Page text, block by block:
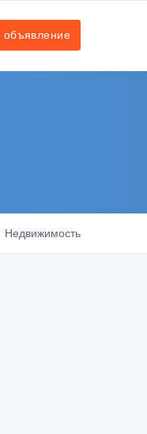
объявление
Недвижимость